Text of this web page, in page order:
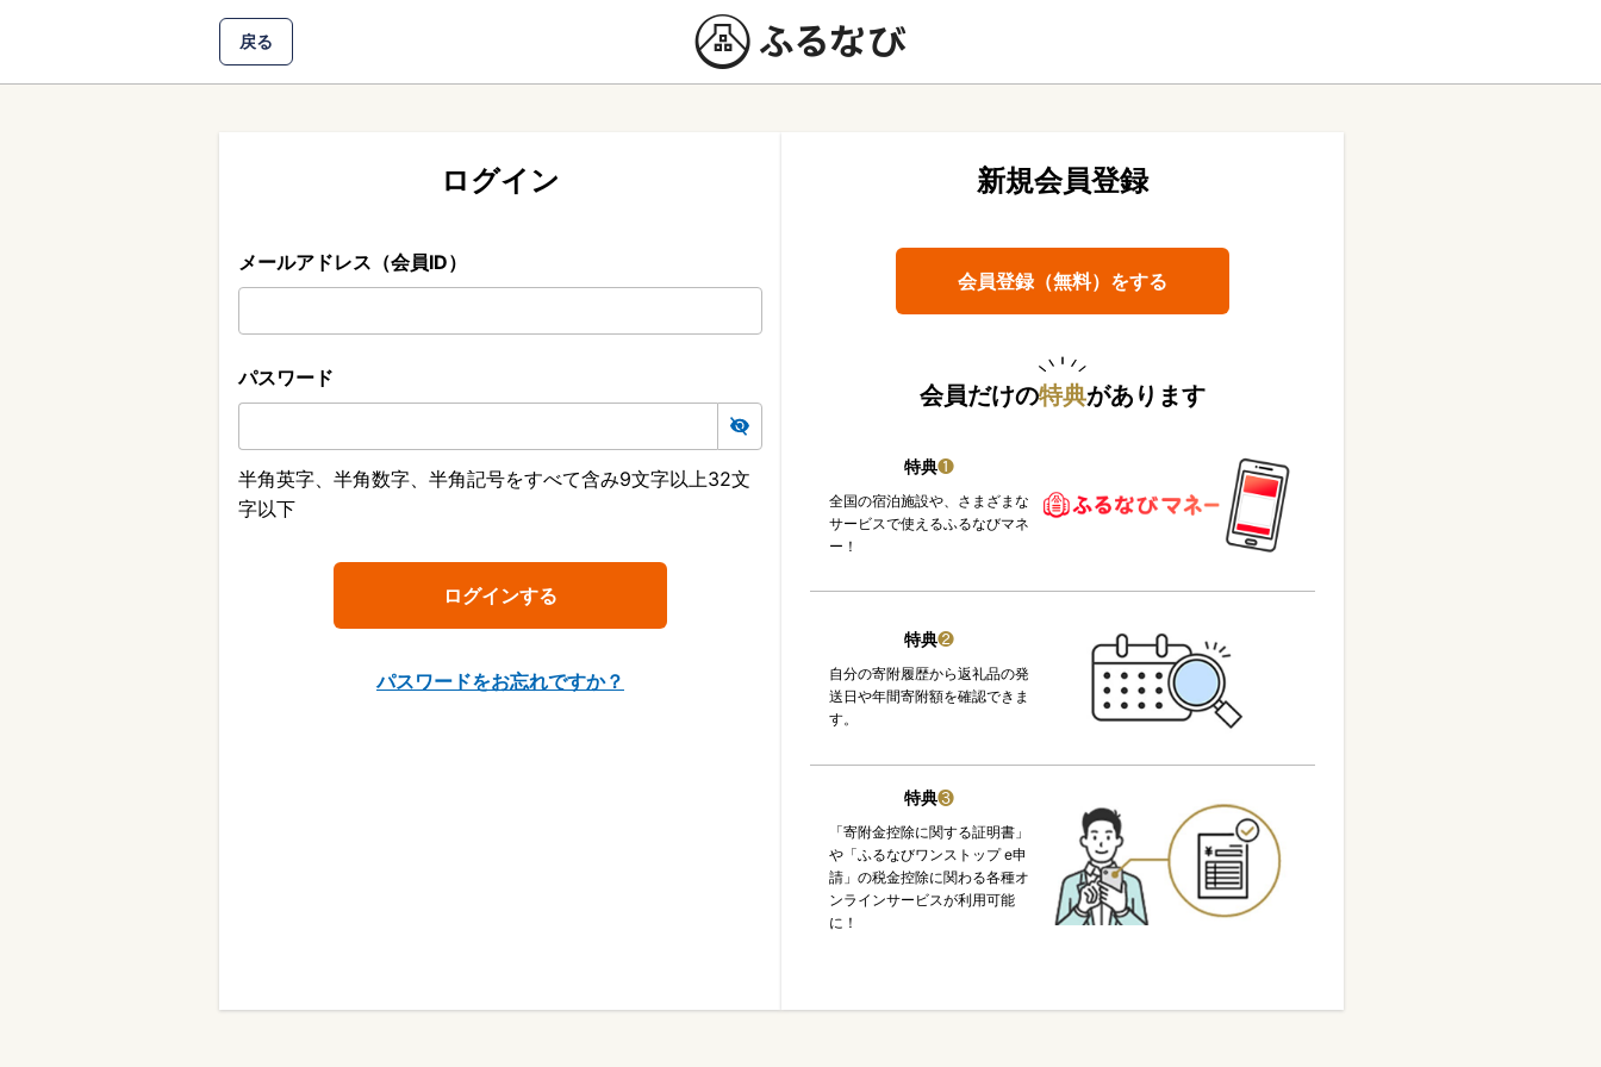
戻る
ログイン
メールアドレス（会員ID）
パスワード
半角英字、半角数字、半角記号をすべて含み9文字以上32文
字以下
パスワードをお忘れですか？
新規会員登録
会員登録（無料）をする
会員だけの特典があります
特典❶
全国の宿泊施設や、さまざまな
サービスで使えるふるなびマネ
ー！
特典❷
自分の寄附履歴から返礼品の発
送日や年間寄附額を確認できま
す。
特典❸
「寄附金控除に関する証明書」
や「ふるなびワンストップ e申
請」の税金控除に関わる各種オ
ンラインサービスが利用可能
に！